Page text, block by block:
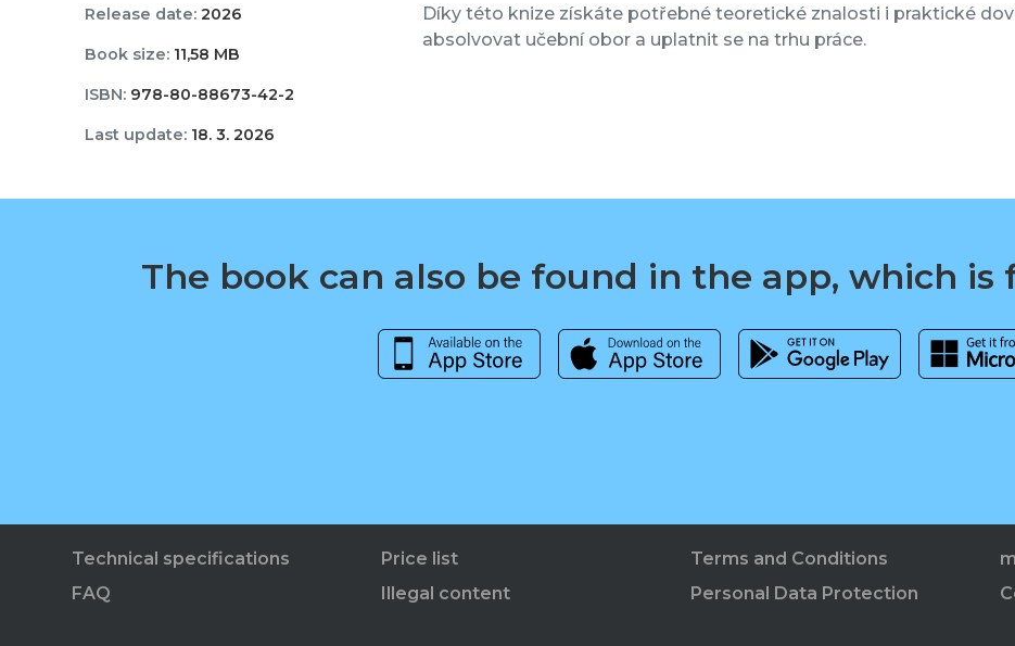
Release date:2026
Book size:11,58 MB
ISBN:978-80-88673-42-2
Last update:18. 3. 2026
Díky této knize získáte potřebné teoretické znalosti i praktické
absolvovat učební obor a uplatnit se na trhu práce.
The book can also be found in the app, which is
Technical specifications
FAQ
Price list
Illegal content
Terms and Conditions
Personal Data Protection